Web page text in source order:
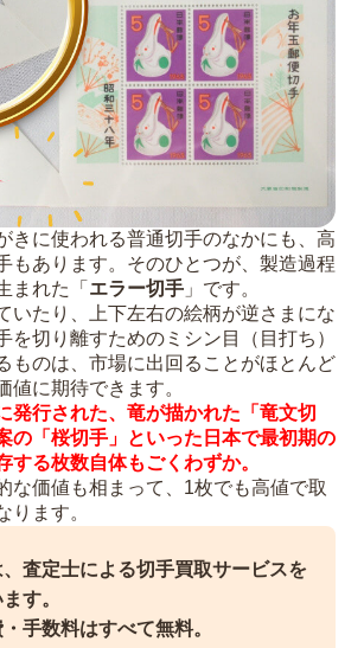
きに使われる普通切手のなかにも、高
もあります。そのひとつが、製造過程
まれた「 エラー切手 」です。
いたり、上下左右の絵柄が逆さまにな
を切り離すためのミシン目（目打ち）
ものは、市場に出回ることがほとんど
値に期待できます。
発行された、竜が描かれた「竜文切
の「桜切手」といった日本で最初期の
する枚数自体もごくわずか。
な価値も相まって、1枚でも高値で取
ります。
査定士による切手買取サービスを
す。
手数料はすべて無料。